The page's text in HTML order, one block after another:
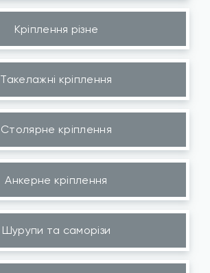
Кріплення різне
Такелажні кріплення
Столярне кріплення
Анкерне кріплення
Шурупи та саморізи